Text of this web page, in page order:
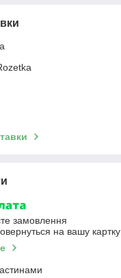
замовлення
на вашу картку